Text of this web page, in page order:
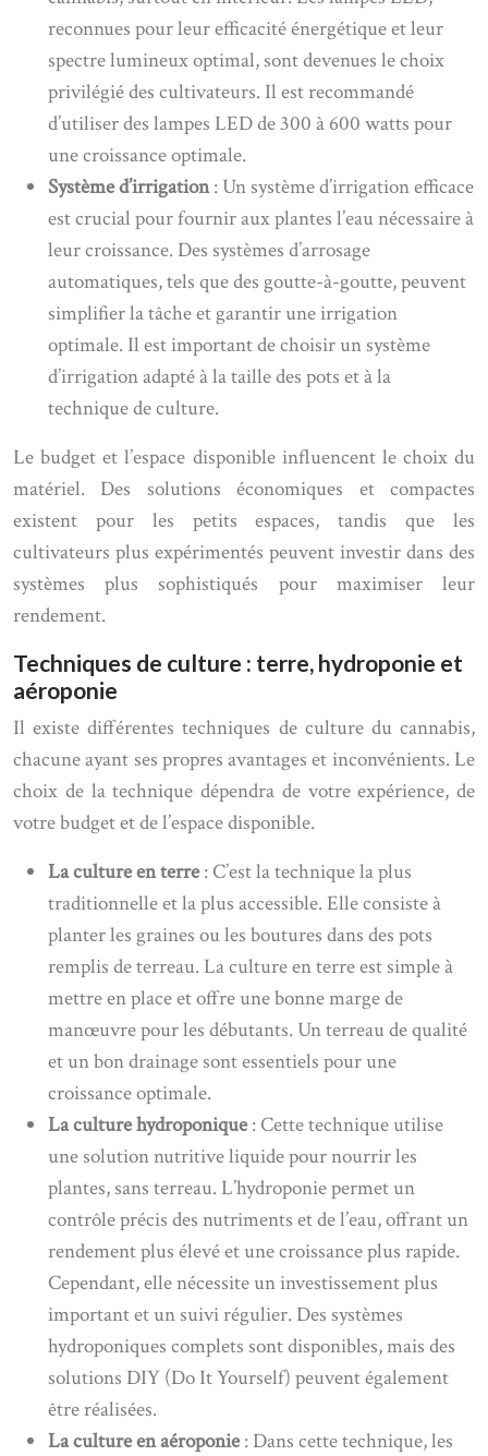
reconnues pour leur efficacité énergétique et leur
spectre lumineux optimal, sont devenues le choix
privilégié des cultivateurs. Il est recommandé
d’utiliser des lampes LED de 300 à 600 watts pour
une croissance optimale.
Système d’irrigation: Un système d’irrigation efficace
est crucial pour fournir aux plantes l’eau nécessaire à
leur croissance. Des systèmes d’arrosage
automatiques, tels que des goutte-à-goutte, peuvent
simplifier la tâche et garantir une irrigation
optimale. Il est important de choisir un système
d’irrigation adapté à la taille des pots et à la
technique de culture.
Le budget et l’espace disponible influencent le choix du
matériel. Des solutions économiques et compactes
existent pour les petits espaces, tandis que les
cultivateurs plus expérimentés peuvent investir dans des
systèmes plus sophistiqués pour maximiser leur
rendement.
Techniques de culture : terre, hydroponie et
aéroponie
Il existe différentes techniques de culture du cannabis,
chacune ayant ses propres avantages et inconvénients. Le
choix de la technique dépendra de votre expérience, de
votre budget et de l’espace disponible.
La culture en terre: C’est la technique la plus
traditionnelle et la plus accessible. Elle consiste à
planter les graines ou les boutures dans des pots
remplis de terreau. La culture en terre est simple à
mettre en place et offre une bonne marge de
manœuvre pour les débutants. Un terreau de qualité
et un bon drainage sont essentiels pour une
croissance optimale.
La culture hydroponique: Cette technique utilise
une solution nutritive liquide pour nourrir les
plantes, sans terreau. L’hydroponie permet un
contrôle précis des nutriments et de l’eau, offrant un
rendement plus élevé et une croissance plus rapide.
Cependant, elle nécessite un investissement plus
important et un suivi régulier. Des systèmes
hydroponiques complets sont disponibles, mais des
solutions DIY (Do It Yourself) peuvent également
être réalisées.
La culture en aéroponie: Dans cette technique, les